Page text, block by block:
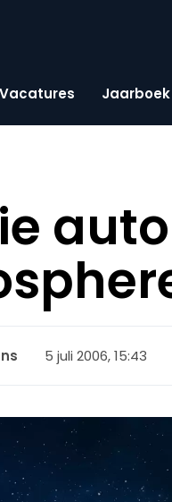
Vacatures Jaarboek
5 juli 2006, 15:43